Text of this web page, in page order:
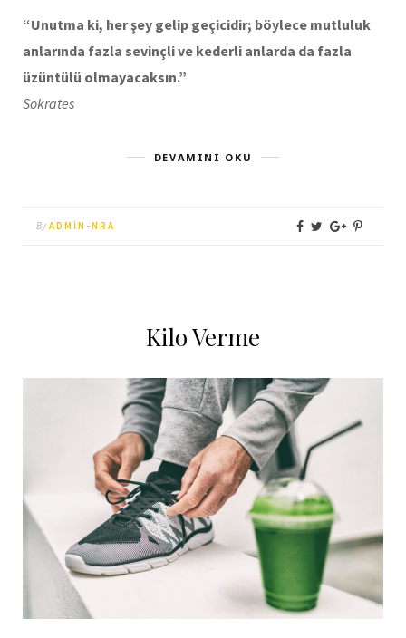
“Unutma ki, her şey gelip geçicidir; böylece mutluluk
anlarında fazla sevinçli ve kederli anlarda da fazla
üzüntülü olmayacaksın.”
Sokrates
DEVAMINI OKU
By ADMIN-NRA
Kilo Verme